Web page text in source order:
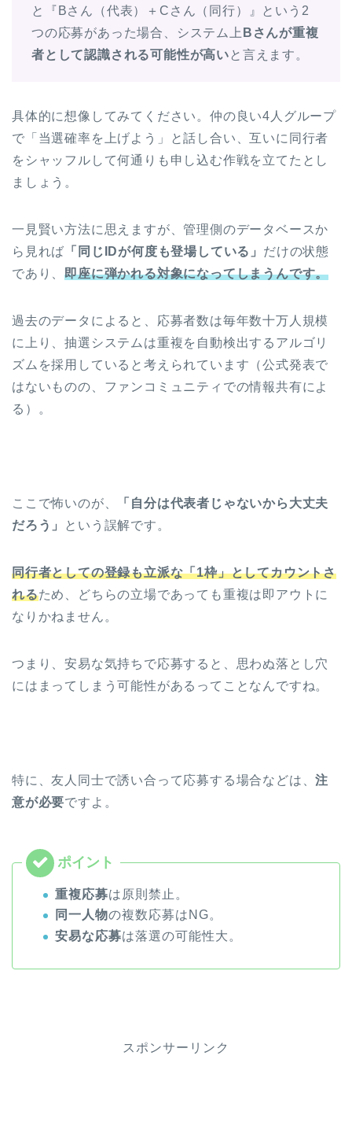
と『Bさん（代表）＋Cさん（同行）』という2
つの応募があった場合、システム上 Bさんが重複
者として認識される可能性が高い と言えます。
具体的に想像してみてください。仲の良い4人グループ
で「当選確率を上げよう」と話し合い、互いに同行者
をシャッフルして何通りも申し込む作戦を立てたとし
ましょう。
一見賢い方法に思えますが、管理側のデータベースか
ら見れば 「同じIDが何度も登場している」 だけの状態
であり、即座に弾かれる対象になってしまうんです。
過去のデータによると、応募者数は毎年数十万人規模
に上り、抽選システムは重複を自動検出するアルゴリ
ズムを採用していると考えられています（公式発表で
はないものの、ファンコミュニティでの情報共有によ
る）。
ここで怖いのが、
「自分は代表者じゃないから大丈夫
だろう」
という誤解です。
同行者としての登録も立派な「1枠」としてカウントさ
れるため、どちらの立場であっても重複は即アウトに
なりかねません。
つまり、安易な気持ちで応募すると、思わぬ落とし穴
にはまってしまう可能性があるってことなんですね。
特に、友人同士で誘い合って応募する場合などは、注
意が必要ですよ。
重複応募は原則禁止。
同一人物の複数応募はNG。
安易な応募は落選の可能性大。
スポンサーリンク